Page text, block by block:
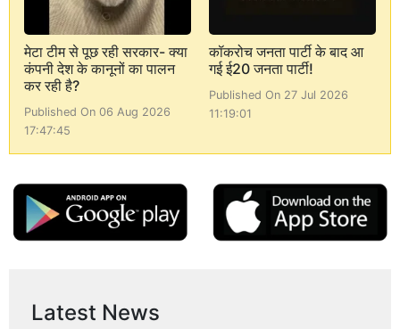
मेटा टीम से पूछ रही सरकार- क्या
कंपनी देश के कानूनों का पालन
कर रही है?
Published On 06 Aug 2026
17:47:45
कॉकरोच जनता पार्टी के बाद आ
गई ई20 जनता पार्टी!
Published On 27 Jul 2026
11:19:01
Latest News